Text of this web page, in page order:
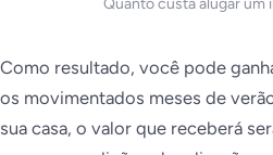
Quanto custa alugar um
Como resultado, você pode
os movimentados meses de
sua casa, o valor que receberá